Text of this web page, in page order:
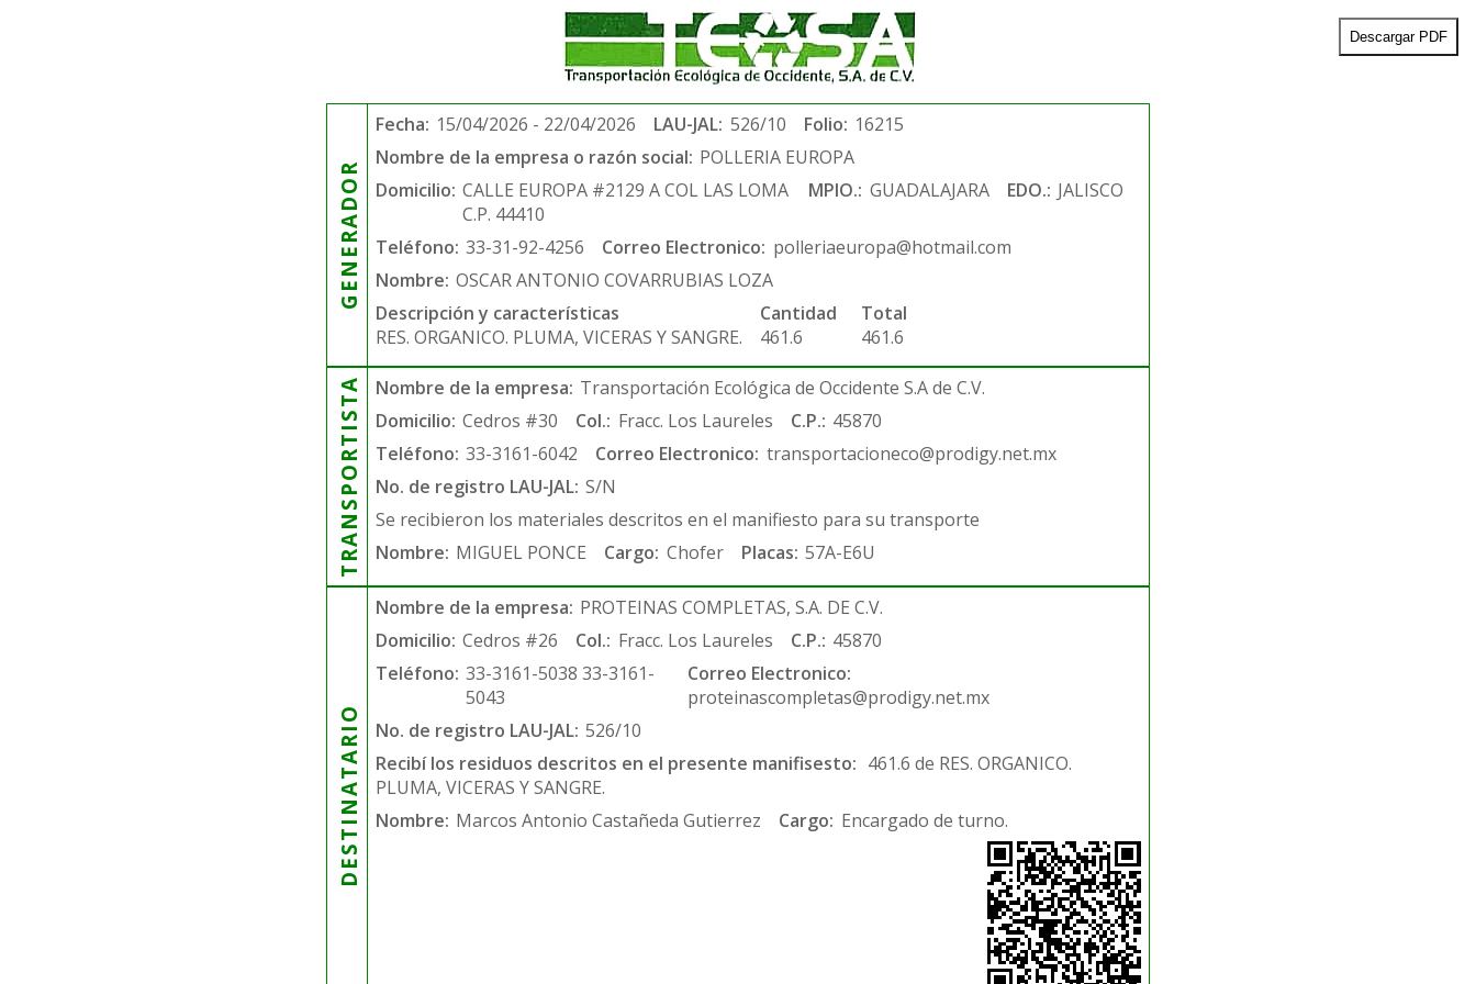
Descargar PDF
GENERADOR
Fecha: 15/04/2026 - 22/04/2026 LAU-JAL: 526/10 Folio: 16215
Nombre de la empresa o razón social: POLLERIA EUROPA
Domicilio: CALLE EUROPA #2129 A COL LAS LOMA
C.P. 44410
MPIO.: GUADALAJARA EDO.: JALISCO
Teléfono: 33-31-92-4256 Correo Electronico: polleriaeuropa@hotmail.com
Nombre: OSCAR ANTONIO COVARRUBIAS LOZA
Descripción y características
RES. ORGANICO. PLUMA, VICERAS Y SANGRE.
Cantidad
461.6
Total
461.6
TRANSPORTISTA Nombre de la empresa: Transportación Ecológica de Occidente S.A de C.V.
Domicilio: Cedros #30 Col.: Fracc. Los Laureles C.P.: 45870
Teléfono: 33-3161-6042 Correo Electronico: transportacioneco@prodigy.net.mx
No. de registro LAU-JAL: S/N
Se recibieron los materiales descritos en el manifiesto para su transporte
Nombre: MIGUEL PONCE Cargo: Chofer Placas: 57A-E6U
DESTINATARIO
Nombre de la empresa: PROTEINAS COMPLETAS, S.A. DE C.V.
Domicilio: Cedros #26 Col.: Fracc. Los Laureles C.P.: 45870
Teléfono: 33-3161-5038 33-3161-
5043
Correo Electronico:
proteinascompletas@prodigy.net.mx
No. de registro LAU-JAL: 526/10
Recibí los residuos descritos en el presente manifisesto: 461.6 de RES. ORGANICO.
PLUMA, VICERAS Y SANGRE.
Nombre: Marcos Antonio Castañeda Gutierrez Cargo: Encargado de turno.